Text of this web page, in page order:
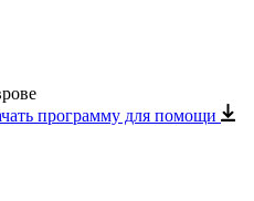
программу для помощи